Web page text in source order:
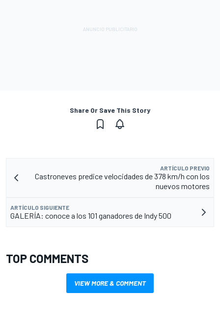
Share Or Save This Story
ARTÍCULO PREVIO
Castroneves predice velocidades de 378 km/h con los
nuevos motores
ARTÍCULO SIGUIENTE
GALERÍA: conoce a los 101 ganadores de Indy 500
TOP COMMENTS
VIEW MORE & COMMENT